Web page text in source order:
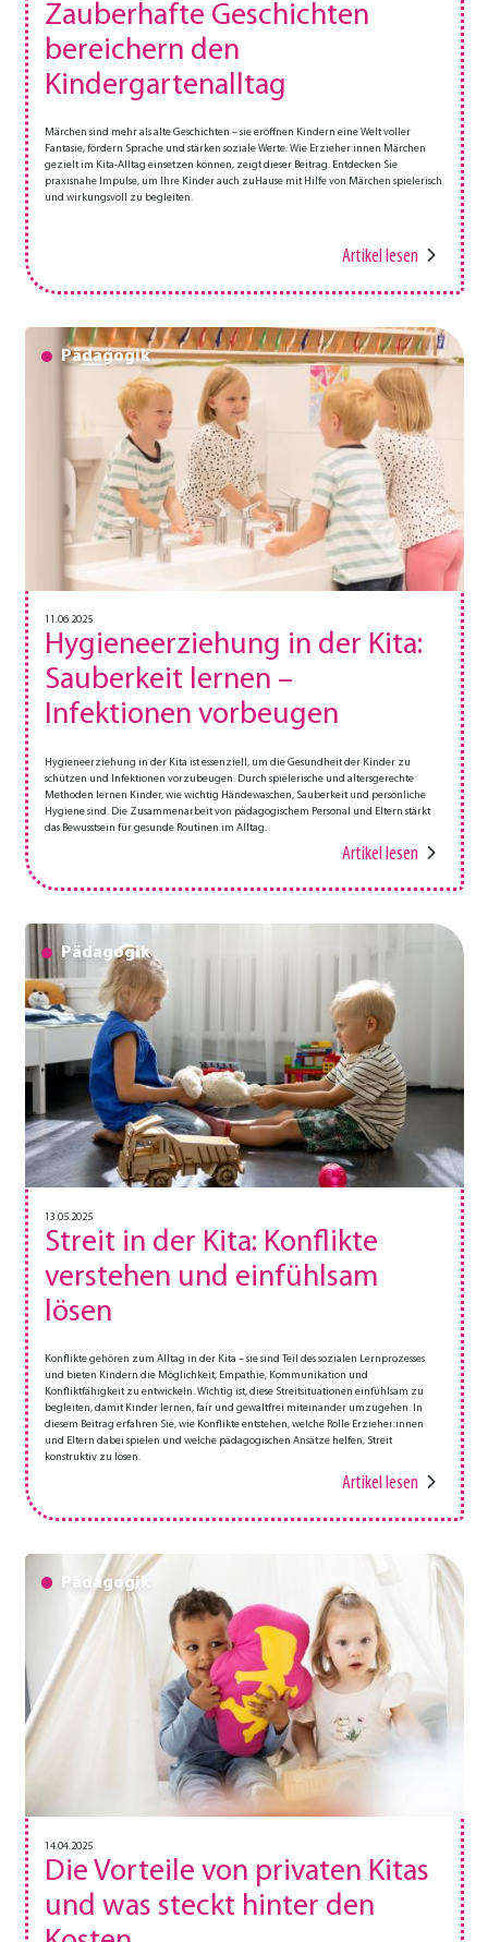
Zauberhafte Geschichten
bereichern den
Kindergartenalltag
Märchen sind mehr als alte Geschichten – sie eröffnen Kindern eine Welt voller
Fantasie, fördern Sprache und stärken soziale Werte. Wie Erzieher:innen Märchen
gezielt im Kita-Alltag einsetzen können, zeigt dieser Beitrag. Entdecken Sie
praxisnahe Impulse, um Ihre Kinder auch zuHause mit Hilfe von Märchen spielerisch
und wirkungsvoll zu begleiten.
Artikel lesen
Pädagogik
11.06.2025
Hygieneerziehung in der Kita:
Sauberkeit lernen –
Infektionen vorbeugen
Hygieneerziehung in der Kita ist essenziell, um die Gesundheit der Kinder zu
schützen und Infektionen vorzubeugen. Durch spielerische und altersgerechte
Methoden lernen Kinder, wie wichtig Händewaschen, Sauberkeit und persönliche
Hygiene sind. Die Zusammenarbeit von pädagogischem Personal und Eltern stärkt
das Bewusstsein für gesunde Routinen im Alltag.
Artikel lesen
Pädagogik
13.05.2025
Streit in der Kita: Konflikte
verstehen und einfühlsam
lösen
Konflikte gehören zum Alltag in der Kita – sie sind Teil des sozialen Lernprozesses
und bieten Kindern die Möglichkeit, Empathie, Kommunikation und
Konfliktfähigkeit zu entwickeln. Wichtig ist, diese Streitsituationen einfühlsam zu
begleiten, damit Kinder lernen, fair und gewaltfrei miteinander umzugehen. In
diesem Beitrag erfahren Sie, wie Konflikte entstehen, welche Rolle Erzieher:innen
und Eltern dabei spielen und welche pädagogischen Ansätze helfen, Streit
konstruktiv zu lösen.
Artikel lesen
Pädagogik
14.04.2025
Die Vorteile von privaten Kitas
und was steckt hinter den